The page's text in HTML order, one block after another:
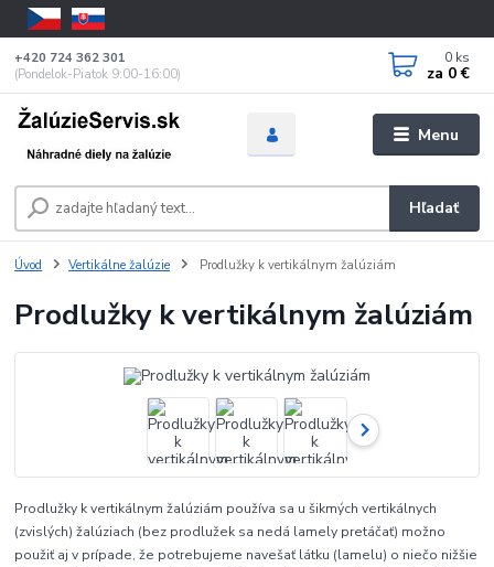
Menu
Hľadať
+420 724 362 301
(Pondelok-Piatok 9:00-16:00)
0 ks
za 0 €
Úvod Vertikálne žalúzie Prodlužky k vertikálnym žalúziám
Prodlužky k vertikálnym žalúziám
Prodlužky k vertikálnym žalúziám používa sa u šikmých vertikálnych
(zvislých) žalúziach (bez prodlužek sa nedá lamely pretáčať) možno
použiť aj v prípade, že potrebujeme navešať látku (lamelu) o niečo nižšie